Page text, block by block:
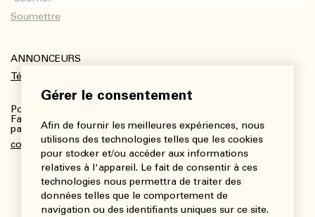
Gérer le consentement
Afin de fournir les meilleures expériences, nous
utilisons des technologies telles que les cookies
pour stocker et/ou accéder aux informations
relatives à l'appareil. Le fait de consentir à ces
technologies nous permettra de traiter des
données telles que le comportement de
navigation ou des identifiants uniques sur ce site.
ANNONCEURS
Télécharger le kit média
Pour plus de renseignements :
Fanny Charbonneau, Responsable des communications,
partenariats et publicités
communications@viedesarts.com